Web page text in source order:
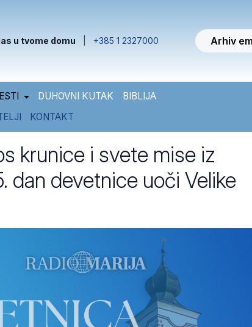
u tvome domu +385 1 2327000 Arhiv
DUHOVNI KUTAK
BIBLIJA
KONTAKT
krunice i svete mise iz
dan devetnice uoči Velike